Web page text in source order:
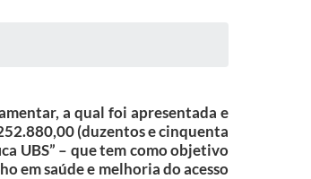
a qual foi apresentada e
(duzentos e cinquenta
UBS” – que tem como objetivo
em saúde e melhoria do acesso